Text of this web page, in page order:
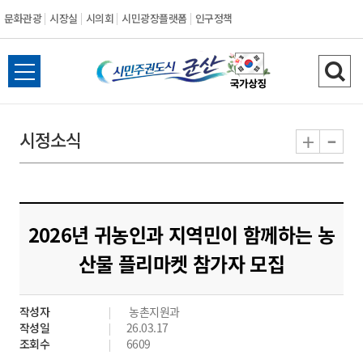
문화관광 시장실 시의회 시민광장플랫폼 인구정책
시
민
도
시
군
산
전
체
뉴
열
검
색
기
시정소식 + -
2026년 귀농인과 지역민이 함께하는 농
산물 플리마켓 참가자 모집
작성자
농촌지원과
작성일
26.03.17
조회수
6609